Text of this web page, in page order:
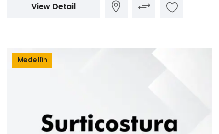
View Detail
Medellín